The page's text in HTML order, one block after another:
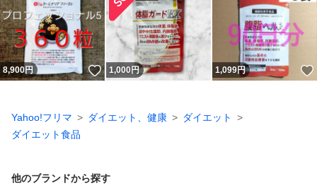
8,900円 いいね！
1,000 円 1,099円
Yahoo!フリマ ダイエット、健康
ダイエット
ダイエット食品
他のブランドから探す